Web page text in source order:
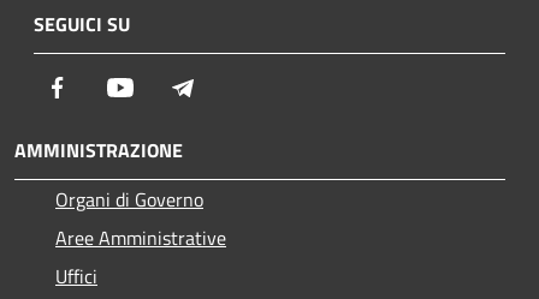
SEGUICI SU
Facebook Youtube
AMMINISTRAZIONE
Organi di Governo
Aree Amministrative
Uffici